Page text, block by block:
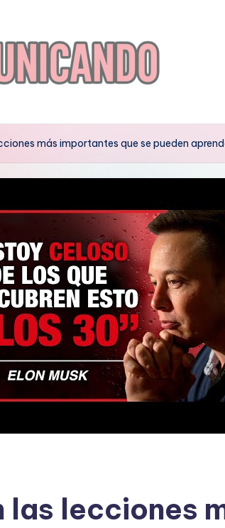
más importantes que se pueden
las lecciones